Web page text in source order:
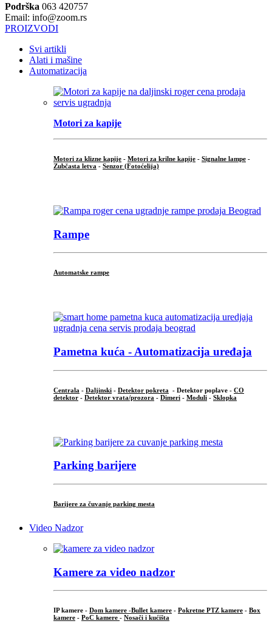
Podrška 063 420757
Email: info@zoom.rs
PROIZVODI
Svi artikli
Alati i mašine
Automatizacija
Motori za kapije
Motori za klizne kapije - Motori za krilne kapije - Signalne lampe -
Zubčasta letva - Senzor (Fotoćelija)
Rampe
Automatske rampe
Pametna kuća - Automatizacija uređaja
Centrala - Daljinski - Detektor pokreta - Detektor poplave - CO
detektor - Detektor vrata/prozora - Dimeri - Moduli - Sklopka
Parking barijere
Barijere za čuvanje parking mesta
Video Nadzor
Kamere za video nadzor
IP kamere - Dom kamere -Bullet kamere - Pokretne PTZ kamere - Box
kamere - PoC kamere - Nosači i kućišta